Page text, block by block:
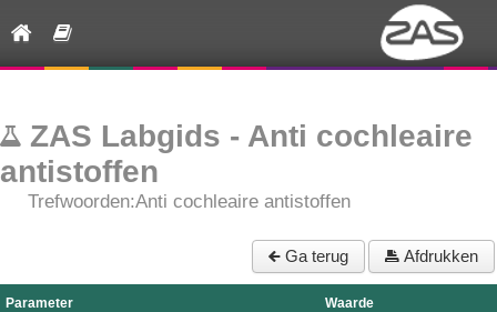
ZAS Labgids - Anti cochleaire
antistoffen
Trefwoorden:Anti cochleaire antistoffen
Ga terug Afdrukken
Parameter Waarde